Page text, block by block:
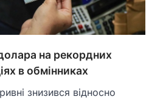
на рекордних
в обмінниках
знизився відносно